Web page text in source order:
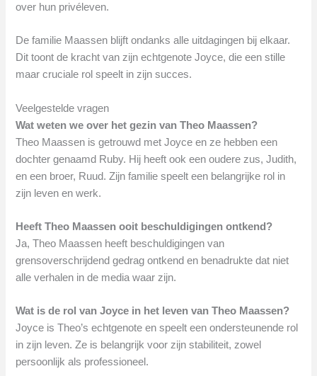
over hun privéleven.
De familie Maassen blijft ondanks alle uitdagingen bij elkaar.
Dit toont de kracht van zijn echtgenote Joyce, die een stille
maar cruciale rol speelt in zijn succes.
Veelgestelde vragen
Wat weten we over het gezin van Theo Maassen?
Theo Maassen is getrouwd met Joyce en ze hebben een
dochter genaamd Ruby. Hij heeft ook een oudere zus, Judith,
en een broer, Ruud. Zijn familie speelt een belangrijke rol in
zijn leven en werk.
Heeft Theo Maassen ooit beschuldigingen ontkend?
Ja, Theo Maassen heeft beschuldigingen van
grensoverschrijdend gedrag ontkend en benadrukte dat niet
alle verhalen in de media waar zijn.
Wat is de rol van Joyce in het leven van Theo Maassen?
Joyce is Theo’s echtgenote en speelt een ondersteunende rol
in zijn leven. Ze is belangrijk voor zijn stabiliteit, zowel
persoonlijk als professioneel.